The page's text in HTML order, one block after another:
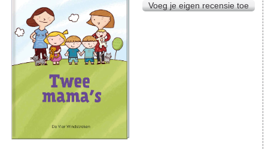
Voeg je eigen recensie toe